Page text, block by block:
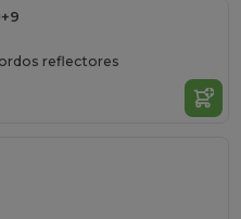
+9
reflectores